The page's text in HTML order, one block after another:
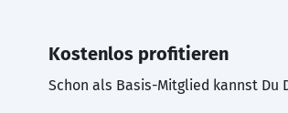
Kostenlos profitieren
Schon als Basis-Mitglied kannst Du